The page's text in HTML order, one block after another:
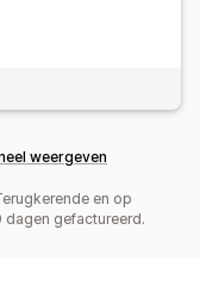
weergeven
en op
gefactureerd.